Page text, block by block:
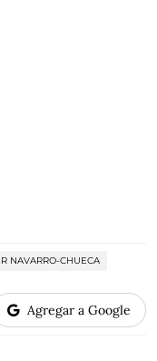
NAVARRO-CHUECA
Agregar a Google